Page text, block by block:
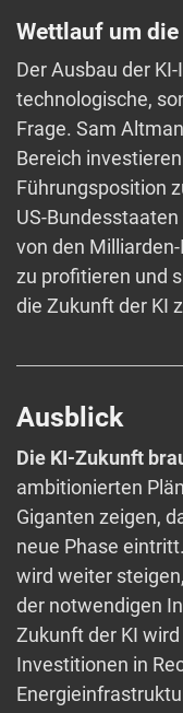
Wettlauf um
Der Ausbau der
technologische,
Frage. Sam
Bereich
Führungsposition
US-
von den
zu profitieren und
die Zukunft der KI
Ausblick
Die KI-Zukunft
ambitionierten
Giganten zeigen,
neue Phase
wird weiter
der notwendigen
Zukunft der KI
Investitionen in